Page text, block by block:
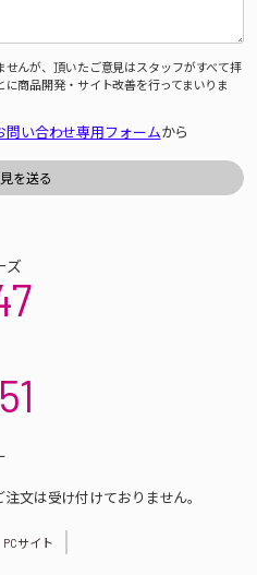
んが、頂いたご意見はスタッフがすべて拝
商品開発・サイト改善を行ってまいりま
問い合わせ専用フォームから
ズ
文は受け付けておりません。
PCサイト